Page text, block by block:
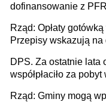
dofinansowanie z
Rząd: Opłaty
Przepisy wskazują
DPS. Za ostatnie lata
współpłaciło za
Rząd: Gminy mogą